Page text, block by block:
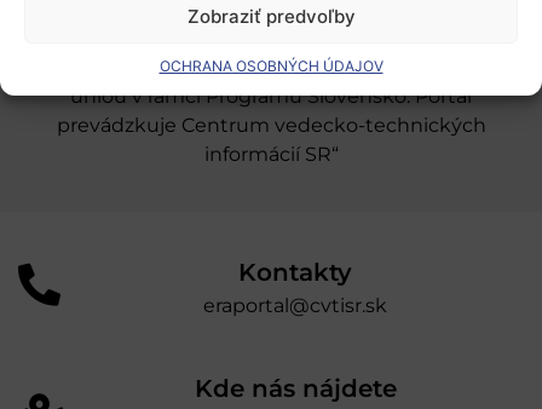
Zobraziť predvoľby
OCHRANA OSOBNÝCH ÚDAJOV
„Projekt SK4ERA II je spolufinancovaný Európskou
úniou v rámci Programu Slovensko. Portál
prevádzkuje Centrum vedecko-technických
informácií SR“
Kontakty
eraportal@cvtisr.sk
Kde nás nájdete